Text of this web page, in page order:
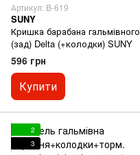
Артикул: B-619
SUNY
Кришка барабана гальмівного
(зад) Delta (+колодки) SUNY
596 грн
Купити
2
3